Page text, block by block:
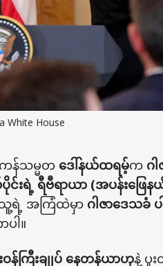
White House
န်သမ္မတ ဒေါ်နယ်ထရမ့်က ဂ
းရဲ့ ရီဗီရာယာ (အပန်းဖြေန
ရဲ့ အကြံထဲမှာ ဂါဇာဒေသခံ
ပါ။
ဝန်ကြီးချုပ် နေတန်ယာဟုနဲ့ ပူ